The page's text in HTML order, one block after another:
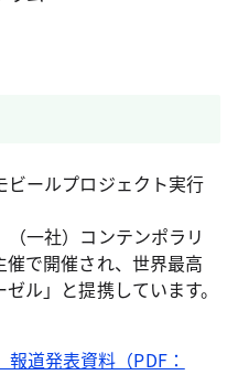
ビールプロジェクト実行
一社）コンテンポラリ
で開催され、世界最高
ル」と提携しています。
報道発表資料（PDF：